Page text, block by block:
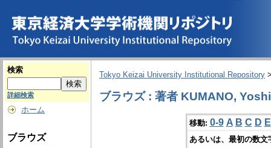
検索
詳細検索
ホーム
ブラウズ
Tokyo Keizai University Institutional Repository
ブラウズ : 著者 KUMANO,
移動: 0-9 A B C D E
あるいは、最初の数